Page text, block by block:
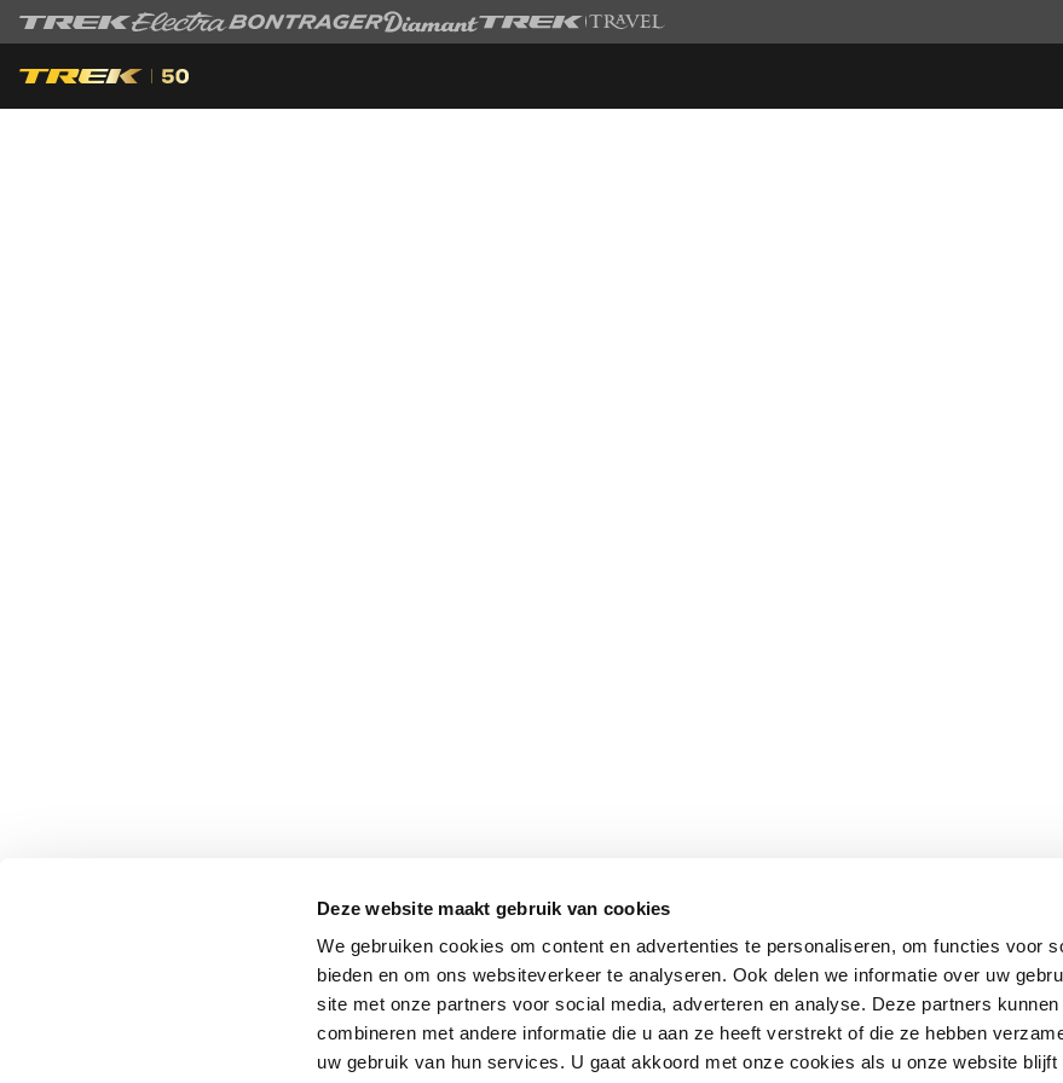
Deze website maakt gebruik van cookies
We gebruiken cookies om content en advertenties te personaliseren, om functies voor
bieden en om ons websiteverkeer te analyseren. Ook delen we informatie over uw
site met onze partners voor social media, adverteren en analyse. Deze partners kunnen
combineren met andere informatie die u aan ze heeft verstrekt of die ze hebben
uw gebruik van hun services. U gaat akkoord met onze cookies als u onze website blijft